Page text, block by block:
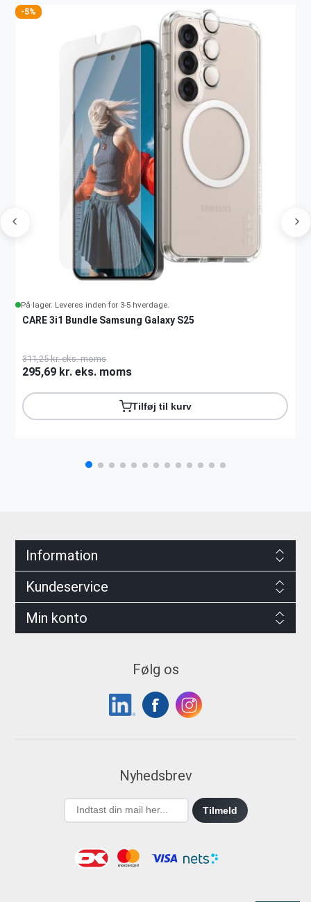
-5%
På lager. Leveres inden for 3-5 hverdage.
CARE 3i1 Bundle Samsung Galaxy S25
311,25 kr. eks. moms
295,69 kr. eks. moms
Tilføj til kurv
Information
Kundeservice
Min konto
Følg os
Nyhedsbrev
Tilmeld